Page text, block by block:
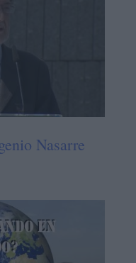
Nasarre